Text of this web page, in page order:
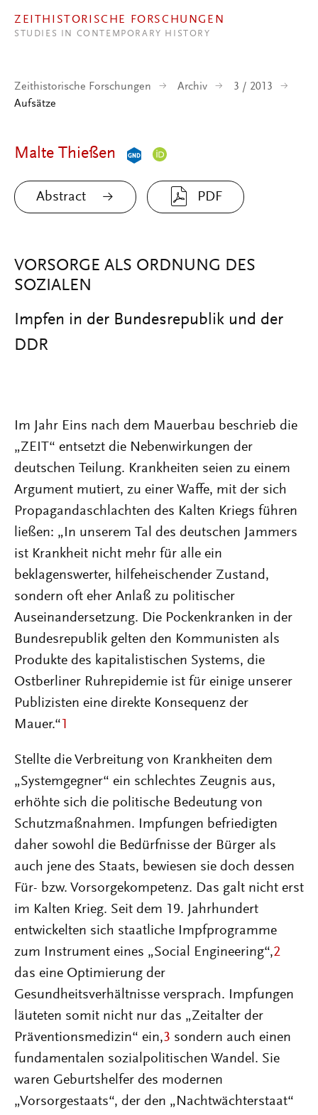
ZEITHISTORISCHE FORSCHUNGEN
STUDIES IN CONTEMPORARY HISTORY
Zeithistorische Forschungen Archiv
3 / 2013
Aufsätze
Malte Thießen
Abstract PDF
VORSORGE ALS ORDNUNG DES
SOZIALEN
Impfen in der Bundesrepublik und der
DDR
Im Jahr Eins nach dem Mauerbau beschrieb die
„ZEIT“ entsetzt die Nebenwirkungen der
deutschen Teilung. Krankheiten seien zu einem
Argument mutiert, zu einer Waffe, mit der sich
Propagandaschlachten des Kalten Kriegs führen
ließen: „In unserem Tal des deutschen Jammers
ist Krankheit nicht mehr für alle ein
beklagenswerter, hilfeheischender Zustand,
sondern oft eher Anlaß zu politischer
Auseinandersetzung. Die Pockenkranken in der
Bundesrepublik gelten den Kommunisten als
Produkte des kapitalistischen Systems, die
Ostberliner Ruhrepidemie ist für einige unserer
Publizisten eine direkte Konsequenz der
Mauer.“ 1
Stellte die Verbreitung von Krankheiten dem
„Systemgegner“ ein schlechtes Zeugnis aus,
erhöhte sich die politische Bedeutung von
Schutzmaßnahmen. Impfungen befriedigten
daher sowohl die Bedürfnisse der Bürger als
auch jene des Staats, bewiesen sie doch dessen
Für- bzw. Vorsorgekompetenz. Das galt nicht erst
im Kalten Krieg. Seit dem 19. Jahrhundert
entwickelten sich staatliche Impfprogramme
zum Instrument eines „Social Engineering“,2
das eine Optimierung der
Gesundheitsverhältnisse versprach. Impfungen
läuteten somit nicht nur das „Zeitalter der
Präventionsmedizin“ ein,3 sondern auch einen
fundamentalen sozialpolitischen Wandel. Sie
waren Geburtshelfer des modernen
„Vorsorgestaats“, der den „Nachtwächterstaat“